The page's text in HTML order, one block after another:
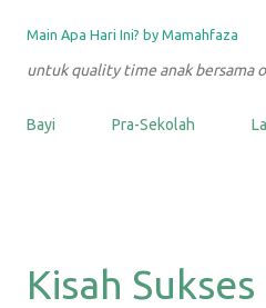
Langsung ke
Main Apa Hari Ini? by Mamahfaza
untuk quality time anak bersama
Bayi Pra-Sekolah
Kisah